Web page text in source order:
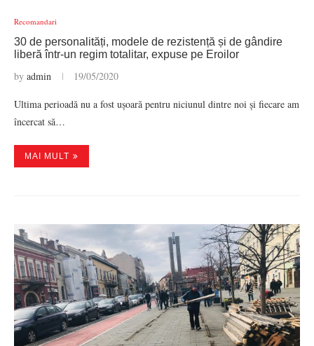
Recomandari
30 de personalități, modele de rezistență și de gândire
liberă într-un regim totalitar, expuse pe Eroilor
by admin 19/05/2020
Ultima perioadă nu a fost ușoară pentru niciunul dintre noi și fiecare am
încercat să…
MAI MULT